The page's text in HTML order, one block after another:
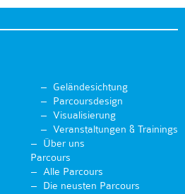
Geländesichtung
Parcoursdesign
Visualisierung
Veranstaltungen & Trainings
Über uns
Parcours
Alle Parcours
Die neusten Parcours